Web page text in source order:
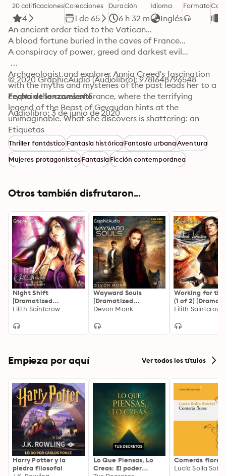
20 calificaciones
4
Colecciones
1 de 65
Duración
6 h 32 m
Idioma
Inglés
Formato
An ancient order tied to the Vatican...
A blood fortune buried in the caves of France...
A conspiracy of power, greed and darkest evil...
Archaeologist and explorer Annja Creed's fascination
with the myths and mysteries of the past leads her to a
crypt in the caves of France, where the terrifying
legend of the Beast of Gevaudan hints at the
unimaginable. What she discovers is shattering: an
artifact that will seal her destiny; a brotherhood of
monks willing to murder to protect their secret; and a
powerful black-market occultist desperate to put his
own claim to centuries-old blood money. Annja
the ages with the staggering revelations of the
determined to silence her threat to their existence.
© 2020 GraphicAudio (Audiolibro): 9781648796548
Fecha de lanzamiento
Audiolibro: 3 de junio de 2020
Etiquetas
Thriller fantásticoFantasía históricaFantasía urbanaAventura
Mujeres protagonistasFantasíaFicción contemporánea
Otros también disfrutaron...
Night Shift
[Dramatized
Adaptation]: Jill
Lilith Saintcrow
Wayward Souls
[Dramatized
Adaptation]: Souls of
Devon Monk
Working for the
(1 of 2)
Adaptation]:
Lilith Saintcrow
Empieza por aquí Ver todos los títulos
Harry Potter y la
piedra filosofal
Lo Que Piensas, Lo
Creas: El poder
Comerás flores
Lucía Solla